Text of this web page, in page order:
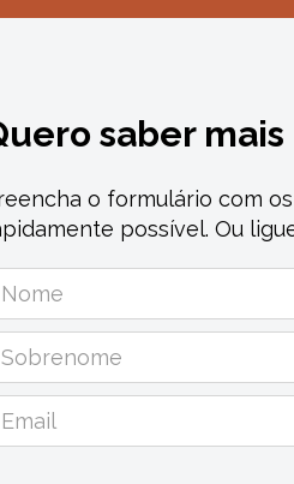
saber mais
o formulário com
possível. Ou